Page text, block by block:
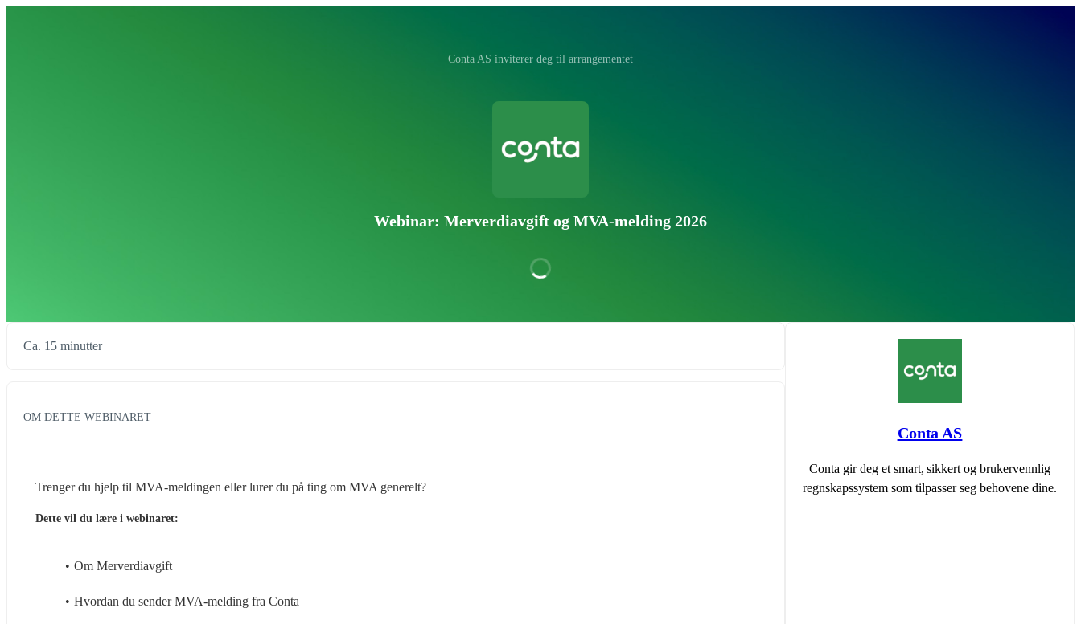
‪Conta AS‬ inviterer deg til arrangementet
Webinar: Merverdiavgift og MVA-melding 2026
Ca. 15 minutter
OM DETTE WEBINARET
Trenger du hjelp til MVA-meldingen eller lurer du på ting om MVA generelt?
Dette vil du lære i webinaret:
Om Merverdiavgift
Hvordan du sender MVA-melding fra Conta
Conta AS
Conta gir deg et smart, sikkert og brukervennlig
regnskapssystem som tilpasser seg behovene dine.